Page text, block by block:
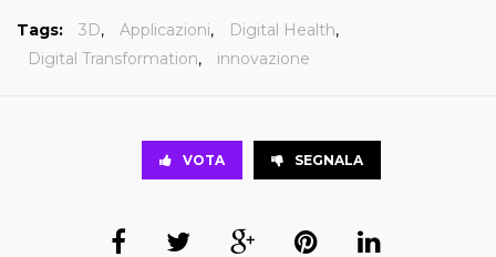
Tags: 3D, Applicazioni, Digital Health,
Digital Transformation, innovazione
VOTA SEGNALA